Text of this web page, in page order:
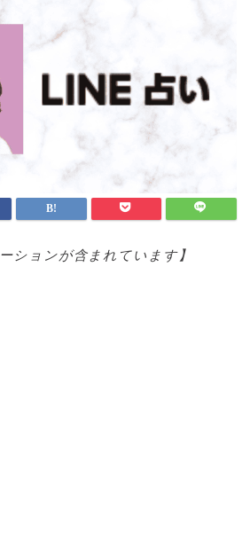
ーションが含まれています】